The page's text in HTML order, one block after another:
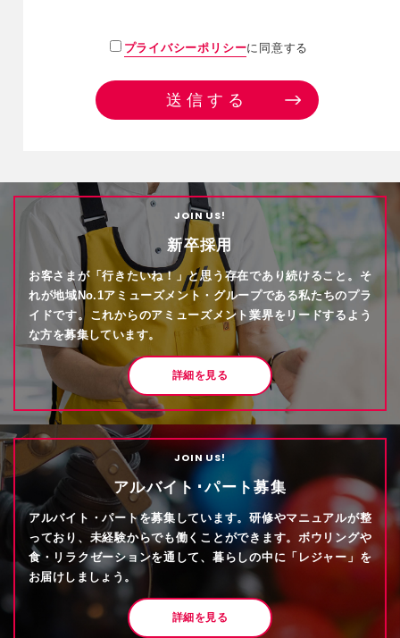
プライバシーポリシーに同意する
送信する
JOIN US!
新卒採用
お客さまが「行きたいね！」と思う存在であり続けること。そ
れが地域No.1アミューズメント・グループである私たちのプラ
イドです。これからのアミューズメント業界をリードするよう
な方を募集しています。
詳細を見る
JOIN US!
アルバイト･パート募集
アルバイト・パートを募集しています。研修やマニュアルが整
っており、未経験からでも働くことができます。ボウリングや
食・リラクゼーションを通して、暮らしの中に「レジャー」を
お届けしましょう。
詳細を見る